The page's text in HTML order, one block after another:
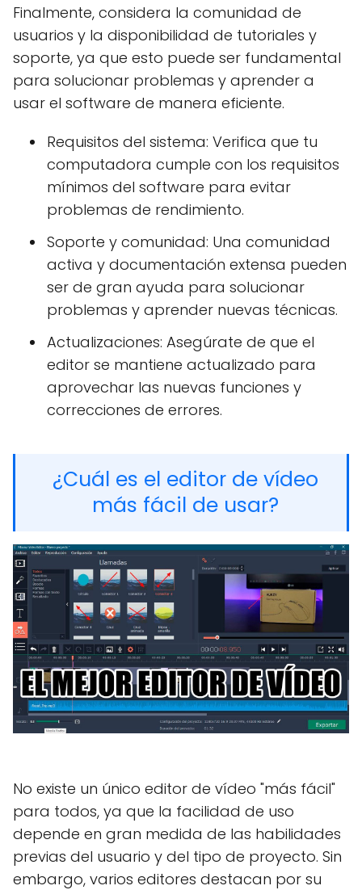
Finalmente, considera la comunidad de
usuarios y la disponibilidad de tutoriales y
soporte, ya que esto puede ser fundamental
para solucionar problemas y aprender a
usar el software de manera eficiente.
Requisitos del sistema: Verifica que tu
computadora cumple con los requisitos
mínimos del software para evitar
problemas de rendimiento.
Soporte y comunidad: Una comunidad
activa y documentación extensa pueden
ser de gran ayuda para solucionar
problemas y aprender nuevas técnicas.
Actualizaciones: Asegúrate de que el
editor se mantiene actualizado para
aprovechar las nuevas funciones y
correcciones de errores.
¿Cuál es el editor de vídeo
más fácil de usar?
No existe un único editor de vídeo "más fácil"
para todos, ya que la facilidad de uso
depende en gran medida de las habilidades
previas del usuario y del tipo de proyecto. Sin
embargo, varios editores destacan por su